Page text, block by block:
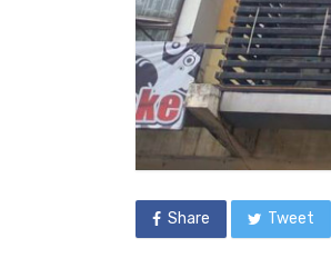
Share Tweet